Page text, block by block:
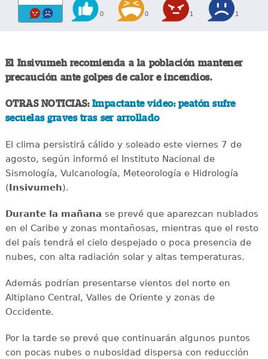
0 0 1 1
El Insivumeh recomienda a la población mantener
precaución ante golpes de calor e incendios.
OTRAS NOTICIAS: Impactante video: peatón sufre
secuelas graves tras ser arrollado
El clima persistirá cálido y soleado este viernes 7 de
agosto, según informó el Instituto Nacional de
Sismología, Vulcanología, Meteorología e Hidrología
(Insivumeh).
Durante la mañana se prevé que aparezcan nublados
en el Caribe y zonas montañosas, mientras que el resto
del país tendrá el cielo despejado o poca presencia de
nubes, con alta radiación solar y altas temperaturas.
Además podrían presentarse vientos del norte en
Altiplano Central, Valles de Oriente y zonas de
Occidente.
Por la tarde se prevé que continuarán algunos puntos
con pocas nubes o nubosidad dispersa con reducción